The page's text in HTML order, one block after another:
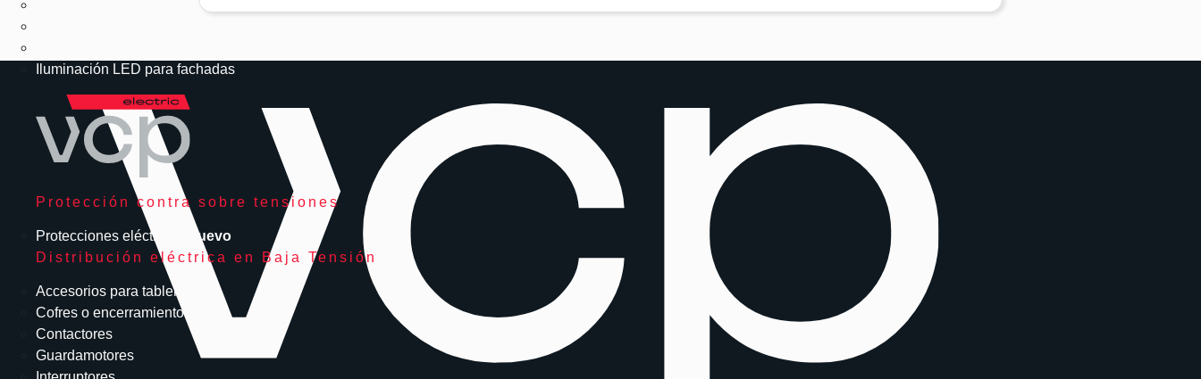
Iluminación LED para fachadas
Protección contra sobre tensiones
Protecciones eléctricas
Nuevo
Distribución eléctrica en Baja Tensión
Accesorios para tableros
Cofres o encerramientos
Contactores
Guardamotores